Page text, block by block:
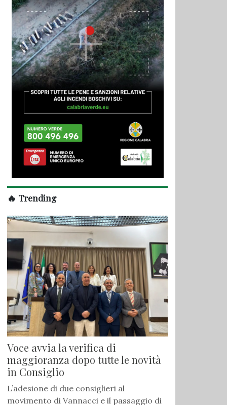
🔥 Trending
Voce avvia la verifica di
maggioranza dopo tutte le novità
in Consiglio
L’adesione di due consiglieri al
movimento di Vannacci e il passaggio di